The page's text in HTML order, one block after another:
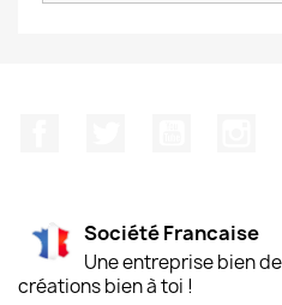
Société Francaise
Une entreprise bien
créations bien à toi !